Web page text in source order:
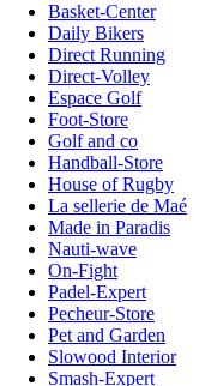
Basket-Center
Daily Bikers
Direct Running
Direct-Volley
Espace Golf
Foot-Store
Golf and co
Handball-Store
House of Rugby
La sellerie de Maé
Made in Paradis
Nauti-wave
On-Fight
Padel-Expert
Pecheur-Store
Pet and Garden
Slowood Interior
Smash-Expert